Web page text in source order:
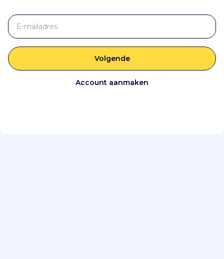
Volgende
Account aanmaken